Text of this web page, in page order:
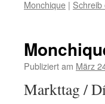
Monchique |
Publiziert am März